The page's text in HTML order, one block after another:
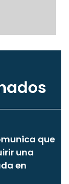
que
una
en